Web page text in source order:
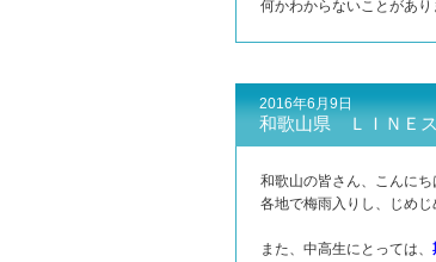
何かわからないことがあり
2016年6月9日
和歌山県 ＬＩＮＥス
和歌山の皆さん、こんにち
各地で梅雨入りし、じめじ
また、中高生にとっては、